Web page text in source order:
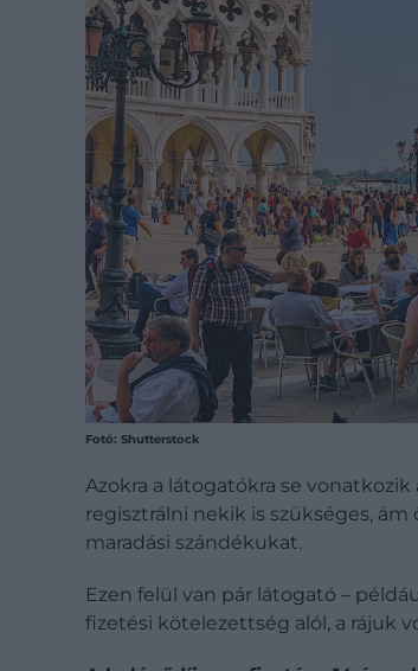
Fotó: Shutterstock
Azokra a látogatókra se
regisztrálni nekik is szükséges,
maradási szándékukat.
Ezen felül van pár látogató –
fizetési kötelezettség alól, a rájuk